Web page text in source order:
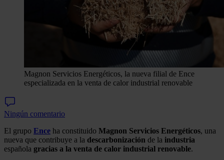
Magnon Servicios Energéticos, la nueva filial de Ence
especializada en la venta de calor industrial renovable
Ningún comentario
El grupo Ence ha constituido Magnon Servicios Energéticos, una
nueva que contribuye a la descarbonización de la industria
española gracias a la venta de calor industrial renovable.